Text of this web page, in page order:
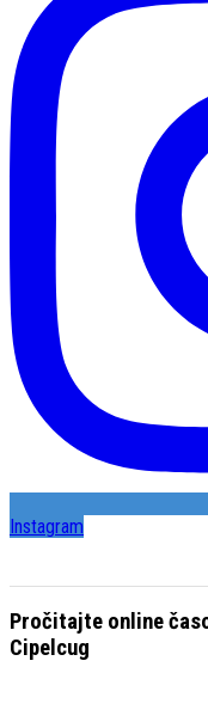
Instagram
Pročitajte online
Cipelcug